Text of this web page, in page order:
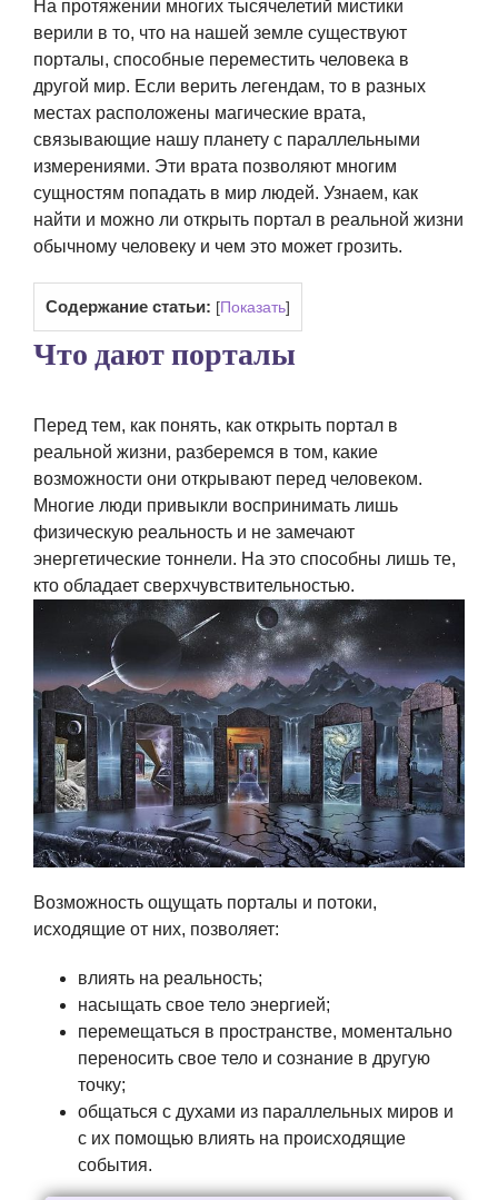
На протяжении многих тысячелетий мистики
верили в то, что на нашей земле существуют
порталы, способные переместить человека в
другой мир. Если верить легендам, то в разных
местах расположены магические врата,
связывающие нашу планету с параллельными
измерениями. Эти врата позволяют многим
сущностям попадать в мир людей. Узнаем, как
найти и можно ли открыть портал в реальной жизни
обычному человеку и чем это может грозить.
Содержание статьи: [Показать]
Что дают порталы
Перед тем, как понять, как открыть портал в
реальной жизни, разберемся в том, какие
возможности они открывают перед человеком.
Многие люди привыкли воспринимать лишь
физическую реальность и не замечают
энергетические тоннели. На это способны лишь те,
кто обладает сверхчувствительностью.
Возможность ощущать порталы и потоки,
исходящие от них, позволяет:
влиять на реальность;
насыщать свое тело энергией;
перемещаться в пространстве, моментально
переносить свое тело и сознание в другую
точку;
общаться с духами из параллельных миров и
с их помощью влиять на происходящие
события.